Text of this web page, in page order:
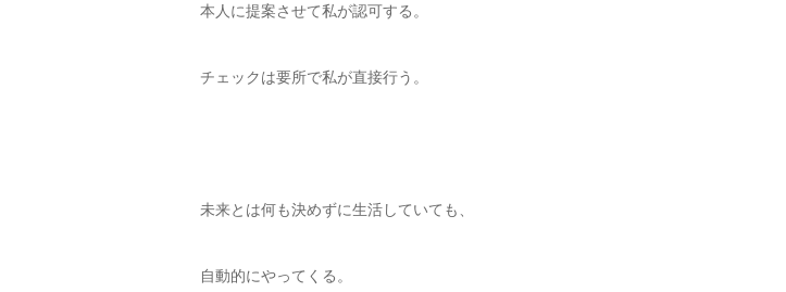
本人に提案させて私が認可する。
チェックは要所で私が直接行う。
未来とは何も決めずに生活していても、
自動的にやってくる。